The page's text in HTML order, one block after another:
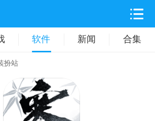
软件 新闻 合集
扮站
主题壁纸 旅游出行
拍摄美化 时尚购物